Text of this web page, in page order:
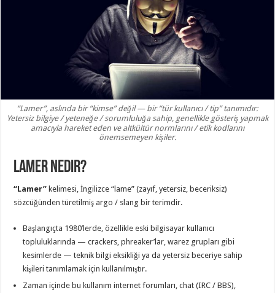
“Lamer”, aslında bir “kimse” değil — bir “tür kullanıcı / tip” tanımıdır:
Yetersiz bilgiye / yeteneğe / sorumluluğa sahip, genellikle gösteriş yapmak
amacıyla hareket eden ve altkültür normlarını / etik kodlarını
önemsemeyen kişiler.
Lamer Nedir?
“Lamer” kelimesi, İngilizce “lame” (zayıf, yetersiz, beceriksiz)
sözcüğünden türetilmiş argo / slang bir terimdir.
Başlangıçta 1980’lerde, özellikle eski bilgisayar kullanıcı
topluluklarında — crackers, phreaker’lar, warez grupları gibi
kesimlerde — teknik bilgi eksikliği ya da yetersiz beceriye sahip
kişileri tanımlamak için kullanılmıştır.
Zaman içinde bu kullanım internet forumları, chat (IRC / BBS),